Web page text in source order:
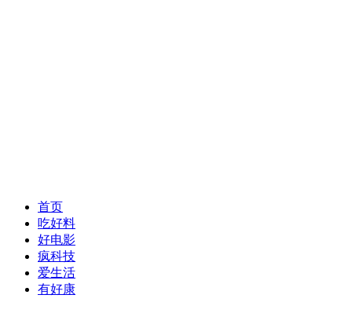
首页
吃好料
好电影
疯科技
爱生活
有好康